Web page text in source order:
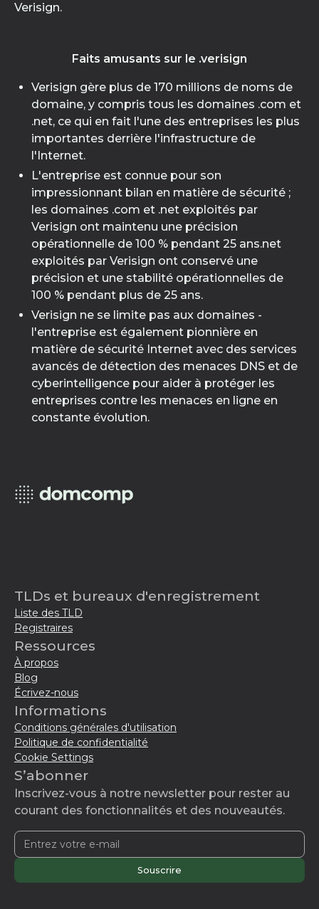
Verisign.
Faits amusants sur le .verisign
Verisign gère plus de 170 millions de noms de
domaine, y compris tous les domaines .com et
.net, ce qui en fait l'une des entreprises les plus
importantes derrière l'infrastructure de
l'Internet.
L'entreprise est connue pour son
impressionnant bilan en matière de sécurité ;
les domaines .com et .net exploités par
Verisign ont maintenu une précision
opérationnelle de 100 % pendant 25 ans.net
exploités par Verisign ont conservé une
précision et une stabilité opérationnelles de
100 % pendant plus de 25 ans.
Verisign ne se limite pas aux domaines -
l'entreprise est également pionnière en
matière de sécurité Internet avec des services
avancés de détection des menaces DNS et de
cyberintelligence pour aider à protéger les
entreprises contre les menaces en ligne en
constante évolution.
TLDs et bureaux d'enregistrement
Liste des TLD
Registraires
Ressources
À propos
Blog
Écrivez-nous
Informations
Conditions générales d'utilisation
Politique de confidentialité
Cookie Settings
S’abonner
Inscrivez-vous à notre newsletter pour rester au
courant des fonctionnalités et des nouveautés.